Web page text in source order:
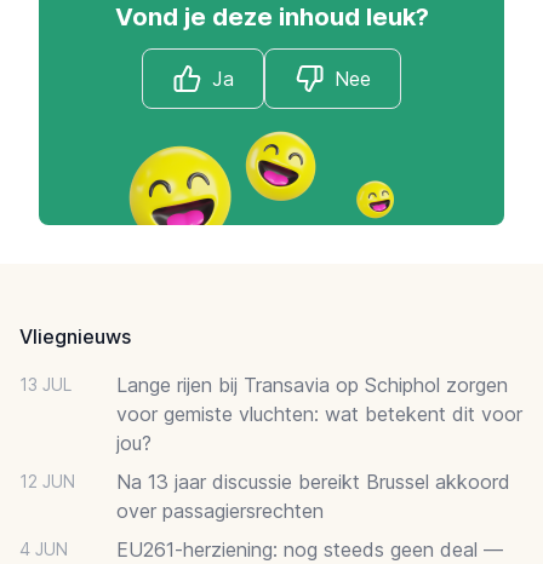
Vond je deze inhoud leuk?
Ja Nee
Vliegnieuws
13 JUL
Lange rijen bij Transavia op Schiphol zorgen
voor gemiste vluchten: wat betekent dit voor
jou?
12 JUN
Na 13 jaar discussie bereikt Brussel akkoord
over passagiersrechten
4 JUN
EU261-herziening: nog steeds geen deal —